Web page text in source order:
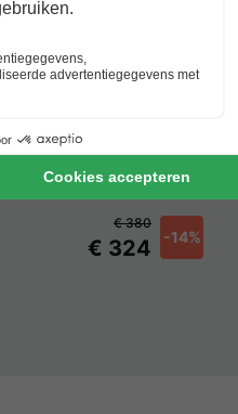
Bruyères
Chaumont sur tharonne
€ 324 -14%
€ 380